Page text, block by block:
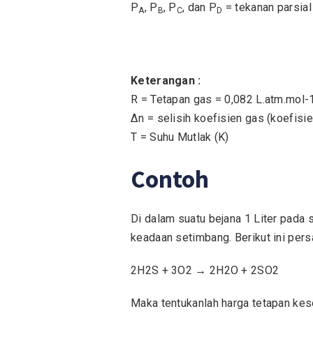
PA, P B, PC, dan PD = tekanan
Keterangan :
R = Tetapan gas = 0,082 L.atm.mol-
Δn = selisih koefisien gas
T = Suhu Mutlak (K)
Contoh
Di dalam suatu bejana 1 Liter pada
keadaan setimbang. Berikut ini
2H2S + 3O2 → 2H2O + 2SO2
Maka tentukanlah harga tetapan